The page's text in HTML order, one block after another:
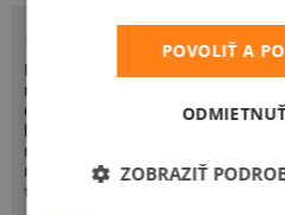
POTLAČ HODNÝ ZLÝ A
Dva mimoni. Jeden dobrák od
muche. Druhý, gauner
odpráskne každého, kto mu
banán! Krásny, žltučký a
mimoň túži. Kto z koho?
režisérom napínavého
tričku. Bang!
POVOLIŤ A
ZOBRAZIŤ